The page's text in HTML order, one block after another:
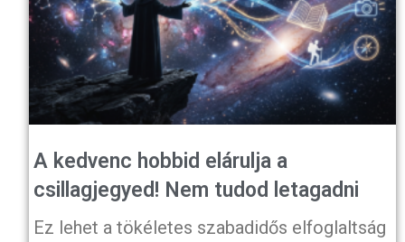
A kedvenc hobbid elárulja a
csillagjegyed! Nem tudod letagadni
Ez lehet a tökéletes szabadidős elfoglaltság